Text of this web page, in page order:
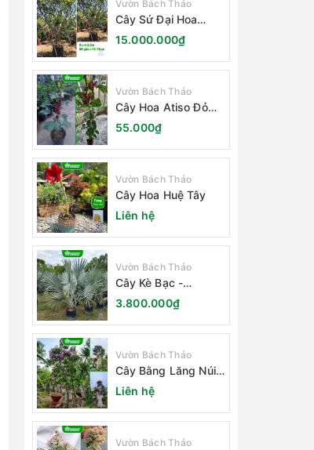
Vườn Bách Thảo
Cây Sứ Đại Hoa
Trắng
15.000.000₫
Vườn Bách Thảo
Cây Hoa Atiso Đỏ
(Bụt Gấm Hibiscus)
55.000₫
Vườn Bách Thảo
Cây Hoa Huệ Tây
Liên hệ
Vườn Bách Thảo
Cây Kè Bạc -
Smarckia Nobilis
3.800.000₫
Vườn Bách Thảo
Cây Bằng Lăng Núi
(Cây Săng Lẻ)
Liên hệ
Vườn Bách Thảo